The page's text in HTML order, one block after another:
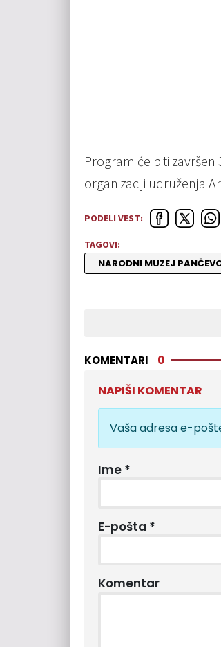
Program će biti
organizaciji udruženja
PODELI VEST:
TAGOVI:
NARODNI MUZEJ
KOMENTARI 0
NAPIŠI KOMENTAR
Vaša adresa e-
Ime *
E-pošta *
Komentar